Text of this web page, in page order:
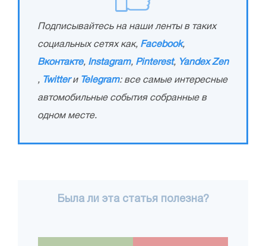
Подписывайтесь на наши ленты в таких
социальных сетях как, Facebook,
Вконтакте, Instagram, Pinterest, Yandex Zen
, Twitterи Telegram: все самые интересные
автомобильные события собранные в
одном месте.
Была ли эта статья полезна?